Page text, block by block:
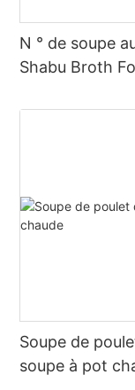
N ° de soupe
Shabu Broth
Soupe de
soupe à pot